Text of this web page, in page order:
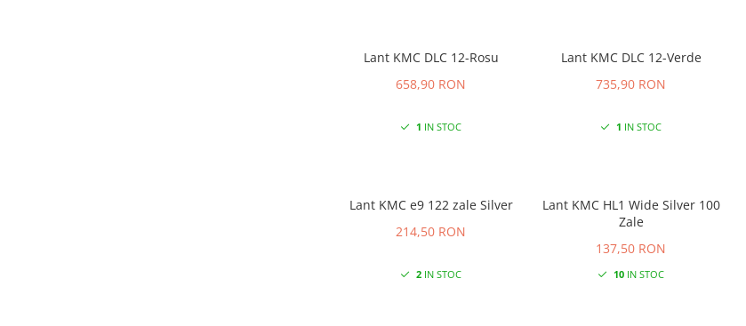
Lant KMC DLC 12-Rosu
658,90 RON
1 IN STOC
Lant KMC DLC 12-Verde
735,90 RON
1 IN STOC
Lant KMC e9 122 zale Silver
214,50 RON
2 IN STOC
Lant KMC HL1 Wide Silver 100
Zale
137,50 RON
10 IN STOC